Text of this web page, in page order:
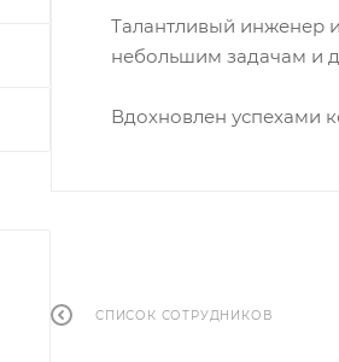
Талантливый инженер
небольшим задачам и
Вдохновлен успехами
СПИСОК СОТРУДНИКОВ